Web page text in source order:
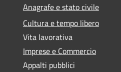
Anagrafe e stato civile
Cultura e tempo libero
Vita lavorativa
Imprese e Commercio
Appalti pubblici